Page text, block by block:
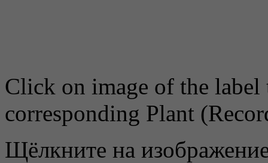
Click on image of the label
corresponding Plant
Щёлкните на